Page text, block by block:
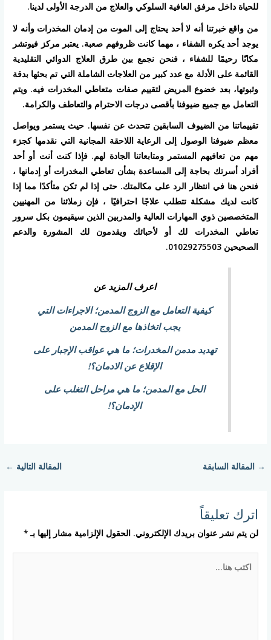
للحياة داخل مرفق العافية السلوكي والعلاج من الدرجة الأولى لدينا.
من واقع خبرتنا أنه لا أحد يحتاج إلى الموت من إدمان المخدرات وأنه لا
يوجد أحد يكره الشفاء ، مهما كانت ظروفهم صعبة. يعتبر مركز فيوتشر
مكانًا رحيمًا للشفاء ، فنحن نجمع بين طرق العلاج الدوائي التقليدية
القائمة على الأدلة مع عدد كبير من العلاجات الشاملة التي تم بحثها بدقة
وثبوتها، بعد خضوع المريض لتقييم صفات متعاطي المخدرات فيه. ويتم
التعامل مع جميع ضيوفنا بأقصى درجات الاحترام والتعاطف والكرامة.
تقييماتنا من الضيوف السابقين تتحدث عن نفسها. حيث يستمر ويواصل
معظم ضيوفنا الوصول إلى الرعاية اللاحقة المجانية التي نقدمها كجزء
مهم من تعافيهم المستمر ومتابعاتنا الجادة لهم. فإذا كنت أنت أو أحد
أفراد أسرتك بحاجة إلى المساعدة بشأن تعاطي المخدرات أو إدمانها ،
فنحن هنا في انتظار الرد على مكالمتك. حتى إذا لم تكن متأكدًا مما إذا
كانت لديك مشكلة تتطلب علاجًا احترافيًا ، فإن زملائنا من المهنيين
المتخصصين ذوي المهارات العالية والمدربين الذين سيقيمون بكل سرور
تعاطي المخدرات لك أو لأحبائك ويقدمون لك المشورة والدعم
الصحيحين 01029275503.
اعرف المزيد عن
كيفية التعامل مع الزوج المدمن؛ الاجراءات التي
يجب اتخاذها مع الزوج المدمن
تهديد مدمن المخدرات؛ ما هي عواقب الإجبار على
الإقلاع عن الادمان؟!
الحل مع المدمن؛ ما هي مراحل التغلب على
الإدمان؟!
→ المقالة السابقة المقالة التالية ←
اترك تعليقاً
لن يتم نشر عنوان بريدك الإلكتروني. الحقول الإلزامية مشار إليها بـ*